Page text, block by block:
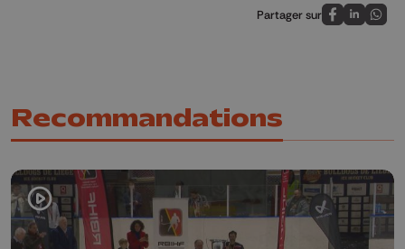
Partager sur
Partagez sur
Partagez
Recommandations